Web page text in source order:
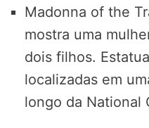
Madonna of the
mostra uma
dois filhos.
localizadas em
longo da National